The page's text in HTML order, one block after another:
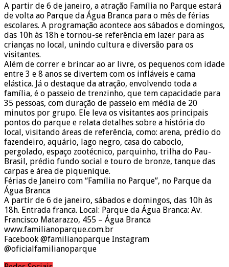
A partir de 6 de janeiro, a atração Família no Parque estará
de volta ao Parque da Água Branca para o mês de férias
escolares. A programação acontece aos sábados e domingos,
das 10h às 18h e tornou-se referência em lazer para as
crianças no local, unindo cultura e diversão para os
visitantes.
Além de correr e brincar ao ar livre, os pequenos com idade
entre 3 e 8 anos se divertem com os infláveis e cama
elástica. Já o destaque da atração, envolvendo toda a
família, é o passeio de trenzinho, que tem capacidade para
35 pessoas, com duração de passeio em média de 20
minutos por grupo. Ele leva os visitantes aos principais
pontos do parque e relata detalhes sobre a história do
local, visitando áreas de referência, como: arena, prédio do
fazendeiro, aquário, lago negro, casa do caboclo,
pergolado, espaço zootécnico, parquinho, trilha do Pau-
Brasil, prédio fundo social e touro de bronze, tanque das
carpas e área de piquenique.
Férias de Janeiro com “Família no Parque”, no Parque da
Água Branca
A partir de 6 de janeiro, sábados e domingos, das 10h às
18h. Entrada franca. Local: Parque da Água Branca: Av.
Francisco Matarazzo, 455 – Água Branca
www.familianoparque.com.br
Facebook @familianoparque Instagram
@oficialfamilianoparque